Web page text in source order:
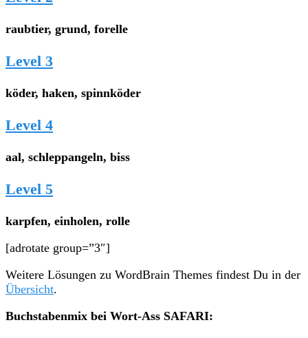
raubtier, grund, forelle
Level 3
köder, haken, spinnköder
Level 4
aal, schleppangeln, biss
Level 5
karpfen, einholen, rolle
[adrotate group=”3″]
Weitere Lösungen zu WordBrain Themes findest Du in der
Übersicht.
Buchstabenmix bei Wort-Ass SAFARI: